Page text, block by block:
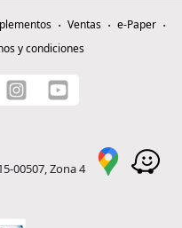
Ventas
e-Paper
y condiciones
00507, Zona 4